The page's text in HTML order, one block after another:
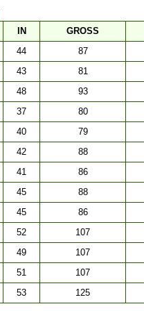
IN GROSS
44 87
43 81
48 93
37 80
40 79
42 88
41 86
45 88
45 86
52 107
49 107
51 107
53 125